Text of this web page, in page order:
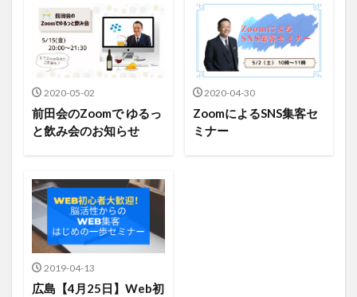
2020-05-02
前田会のZoomで ゆるっ
と飲み会のお知らせ
2020-04-30
ZoomによるSNS集客セ
ミナー
2019-04-13
広島【4月25日】Web初